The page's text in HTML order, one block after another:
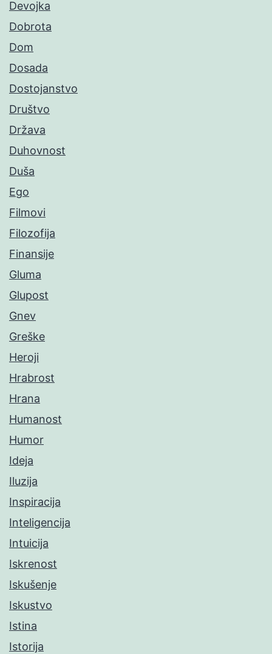
Devojka
Dobrota
Dom
Dosada
Dostojanstvo
Društvo
Država
Duhovnost
Duša
Ego
Filmovi
Filozofija
Finansije
Gluma
Glupost
Gnev
Greške
Heroji
Hrabrost
Hrana
Humanost
Humor
Ideja
Iluzija
Inspiracija
Inteligencija
Intuicija
Iskrenost
Iskušenje
Iskustvo
Istina
Istorija